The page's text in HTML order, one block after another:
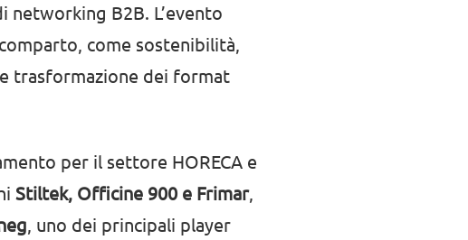
networking B2B. L’evento
come sostenibilità,
trasformazione dei format
per il settore HORECA e
Stiltek, Officine 900 e Frimar,
, uno dei principali player